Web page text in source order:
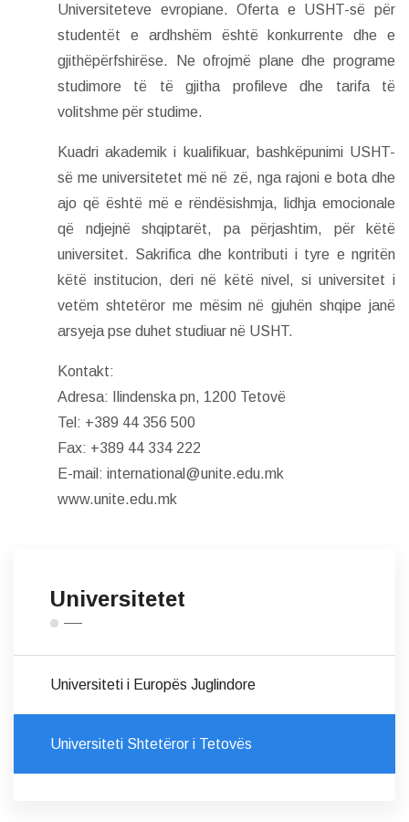
Universiteteve evropiane. Oferta e USHT-së për
studentët e ardhshëm është konkurrente dhe e
gjithëpërfshirëse. Ne ofrojmë plane dhe programe
studimore të të gjitha profileve dhe tarifa të
volitshme për studime.
Kuadri akademik i kualifikuar, bashkëpunimi USHT-
së me universitetet më në zë, nga rajoni e bota dhe
ajo që është më e rëndësishmja, lidhja emocionale
që ndjejnë shqiptarët, pa përjashtim, për këtë
universitet. Sakrifica dhe kontributi i tyre e ngritën
këtë institucion, deri në këtë nivel, si universitet i
vetëm shtetëror me mësim në gjuhën shqipe janë
arsyeja pse duhet studiuar në USHT.
Kontakt:
Adresa: Ilindenska pn, 1200 Tetovë
Tel: +389 44 356 500
Fax: +389 44 334 222
E-mail: international@unite.edu.mk
www.unite.edu.mk
Universitetet
Universiteti i Europës Juglindore
Universiteti Shtetëror i Tetovës